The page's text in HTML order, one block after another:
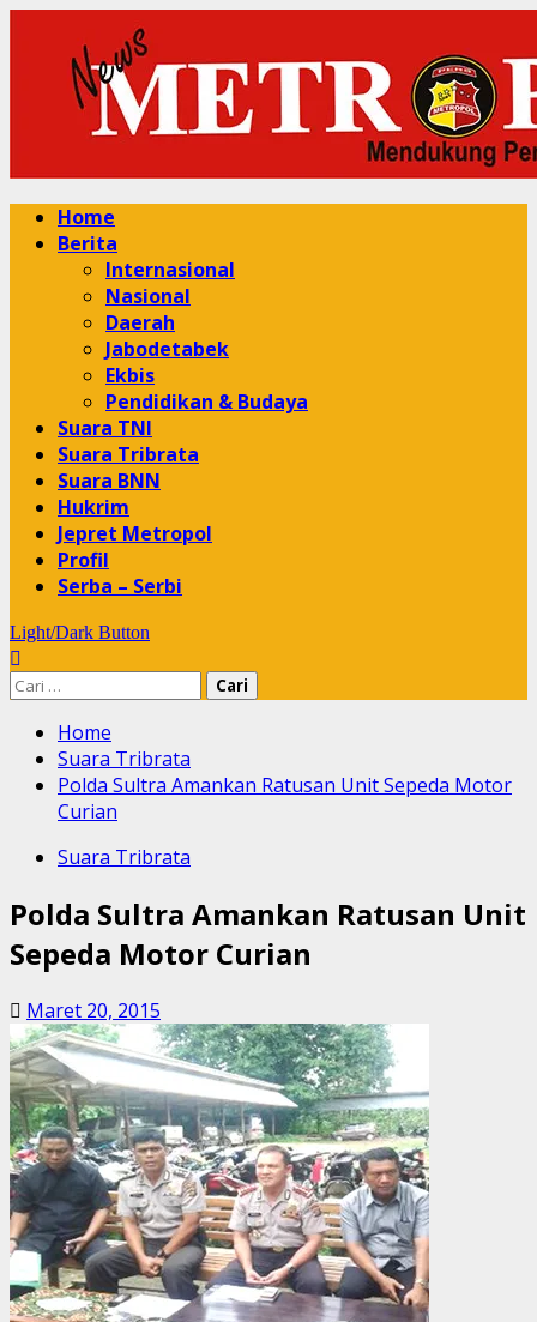
content
Primary
Menu
Home
Berita
Internasional
Nasional
Daerah
Jabodetabek
Ekbis
Pendidikan & Budaya
Suara TNI
Suara Tribrata
Suara BNN
Hukrim
Jepret Metropol
Profil
Serba – Serbi
Light/Dark Button
Cari
Home
Suara Tribrata
Polda Sultra Amankan Ratusan Unit Sepeda Motor
Curian
Suara Tribrata
Polda Sultra Amankan Ratusan Unit
Sepeda Motor Curian
Maret 20, 2015